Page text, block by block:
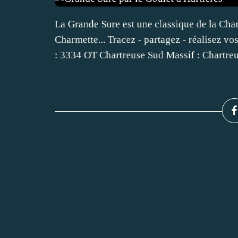
La Grande Sure est une classique de la
Charmette... Tracez - partagez - réalisez
: 3334 OT Chartreuse Sud Massif :